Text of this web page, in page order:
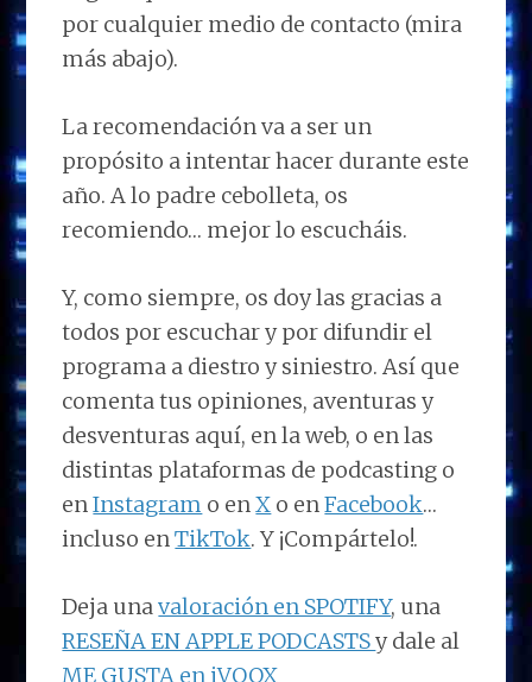
por cualquier medio de contacto (mira
más abajo).
La recomendación va a ser un
propósito a intentar hacer durante este
año. A lo padre cebolleta, os
recomiendo… mejor lo escucháis.
Y, como siempre, os doy las gracias a
todos por escuchar y por difundir el
programa a diestro y siniestro. Así que
comenta tus opiniones, aventuras y
desventuras aquí, en la web, o en las
distintas plataformas de podcasting o
enInstagram o enX o enFacebook…
incluso enTikTok. Y ¡Compártelo!.
Deja unavaloración en SPOTIFY, una
RESEÑA EN APPLE PODCASTSy dale al
ME GUSTA en iVOOX